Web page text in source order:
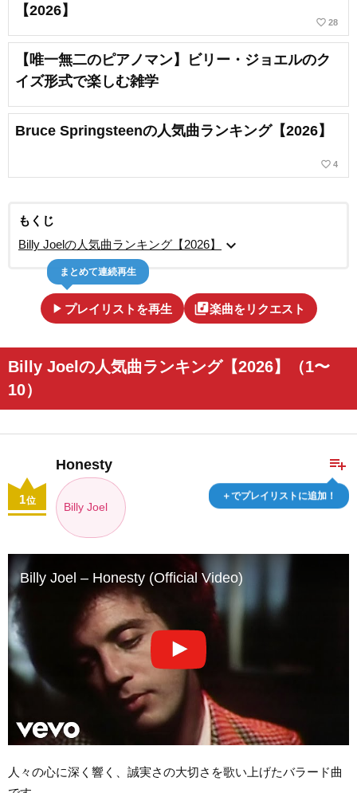
【2026】
favorite_border 28
【唯一無二のピアノマン】ビリー・ジョエルのク
イズ形式で楽しむ雑学
Bruce Springsteenの人気曲ランキング【2026】
favorite_border 4
もくじ
Billy Joelの人気曲ランキング【2026】
expand_more
play_arrow プレイリストを再生
まとめて連続再生
library_music楽曲をリクエスト
Billy Joelの人気曲ランキング【2026】（1〜
10）
playlist_add
＋でプレイリストに追加！
Honesty
Billy Joel
1位
Billy Joel – Honesty (Official Video)
人々の心に深く響く、誠実さの大切さを歌い上げたバラード曲